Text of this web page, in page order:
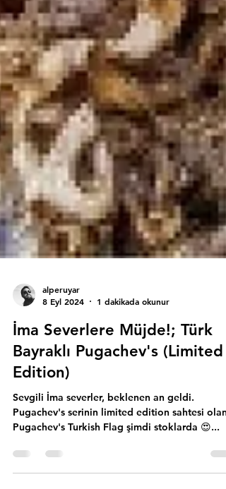
8 Eyl 2024
1 dakikada okunur
İma Severlere Müjde!; Türk
Bayraklı Pugachev's (Limited
Edition)
Sevgili İma severler, beklenen an geldi.
Pugachev's serinin limited edition sahtesi olan
Pugachev's Turkish Flag şimdi stoklarda 😍️...